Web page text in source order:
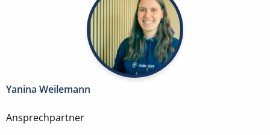
Yanina Weilemann
Ansprechpartner